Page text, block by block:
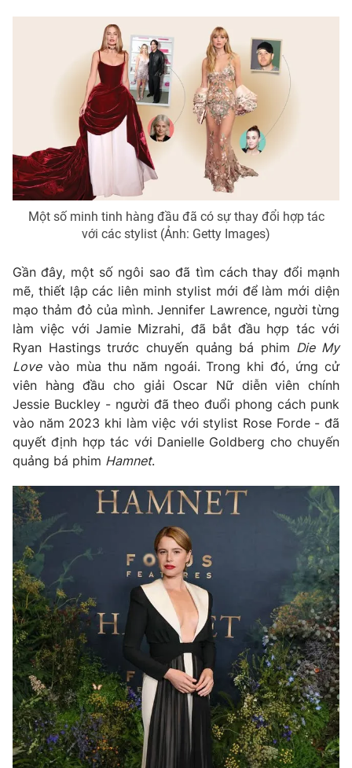
Một số minh tinh hàng đầu đã có sự thay đổi hợp tác
với các stylist (Ảnh: Getty Images)
Gần đây, một số ngôi sao đã tìm cách thay đổi mạnh
mẽ, thiết lập các liên minh stylist mới để làm mới diện
mạo thảm đỏ của mình. Jennifer Lawrence, người từng
làm việc với Jamie Mizrahi, đã bắt đầu hợp tác với
Ryan Hastings trước chuyến quảng bá phim Die My
Lovevào mùa thu năm ngoái. Trong khi đó, ứng cử
viên hàng đầu cho giải Oscar Nữ diễn viên chính
Jessie Buckley - người đã theo đuổi phong cách punk
vào năm 2023 khi làm việc với stylist Rose Forde - đã
quyết định hợp tác với Danielle Goldberg cho chuyến
quảng bá phim Hamnet.